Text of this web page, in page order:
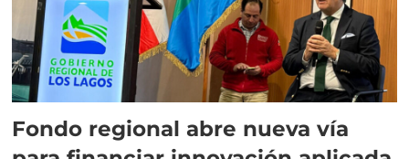
Fondo regional abre nueva vía